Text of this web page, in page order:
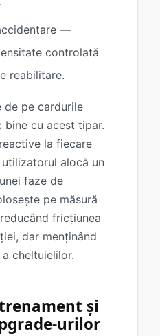
—
controlată
reabilitare.
de pe cardurile
cu acest tipar.
la fiecare
alocă un
faze de
pe măsură
fricțiunea
dar menținând
cheltuielilor.
și
urilor